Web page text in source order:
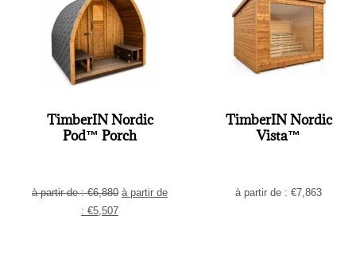
TimberIN Nordic
Pod™ Porch
à partir de :€6,880 à partir de
: €5,507
TimberIN Nordic
Vista™
à partir de : €7,863